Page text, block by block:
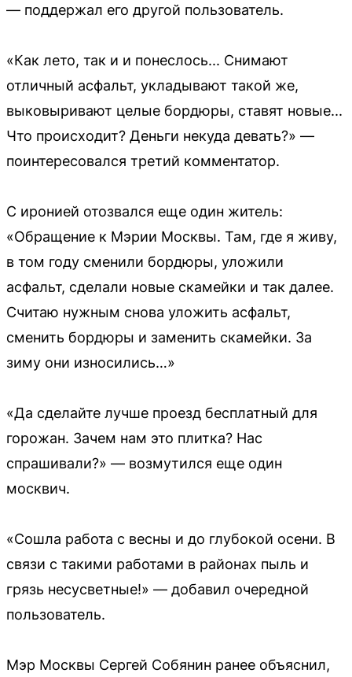
— поддержал его другой пользователь.
«Как лето, так и и понеслось... Снимают
отличный асфальт, укладывают такой же,
выковыривают целые бордюры, ставят новые...
Что происходит? Деньги некуда девать?» —
поинтересовался третий комментатор.
С иронией отозвался еще один житель:
«Обращение к Мэрии Москвы. Там, где я живу,
в том году сменили бордюры, уложили
асфальт, сделали новые скамейки и так далее.
Считаю нужным снова уложить асфальт,
сменить бордюры и заменить скамейки. За
зиму они износились…»
«Да сделайте лучше проезд бесплатный для
горожан. Зачем нам это плитка? Нас
спрашивали?» — возмутился еще один
москвич.
«Сошла работа с весны и до глубокой осени. В
связи с такими работами в районах пыль и
грязь несусветные!» — добавил очередной
пользователь.
Мэр Москвы Сергей Собянин ранее объяснил,